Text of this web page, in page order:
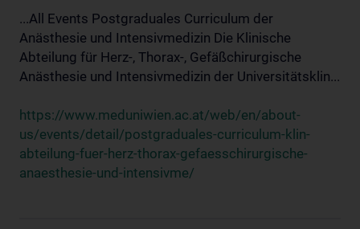
...All Events Postgraduales Curriculum der
Anästhesie und Intensivmedizin Die Klinische
Abteilung für Herz-, Thorax-, Gefäßchirurgische
Anästhesie und Intensivmedizin der Universitätsklin...
https://www.meduniwien.ac.at/web/en/about-
us/events/detail/postgraduales-curriculum-klin-
abteilung-fuer-herz-thorax-gefaesschirurgische-
anaesthesie-und-intensivme/